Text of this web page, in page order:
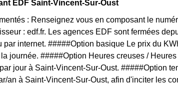
EDF Saint-Vincent-Sur-Oust
: Renseignez vous en composant le
: edf.fr. Les agences EDF sont fermées
par internet. #####Option basique Le prix du
journée. #####Option Heures creuses /
jour à Saint-Vincent-Sur-Oust. #####Option
an à Saint-Vincent-Sur-Oust, afin d'inciter les